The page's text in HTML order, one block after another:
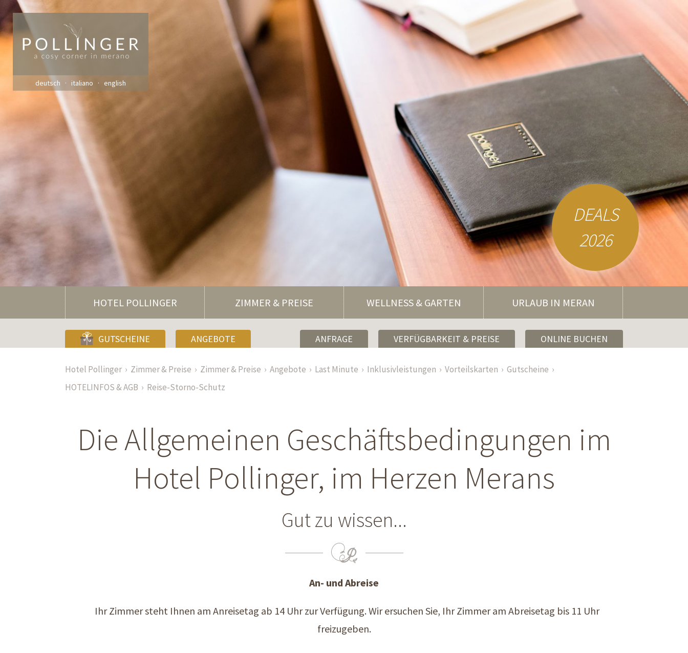
deutsch italiano english
DEALS
2026
HOTEL POLLINGER ZIMMER & PREISE WELLNESS & GARTEN URLAUB IN MERAN
GUTSCHEINE ANGEBOTE ONLINE BUCHEN
VERFÜGBARKEIT & PREISE
ANFRAGE
Hotel Pollinger Zimmer & Preise Zimmer & Preise Angebote Last Minute Inklusivleistungen Vorteilskarten
Gutscheine
HOTELINFOS & AGB
Reise-Storno-Schutz
Die Allgemeinen Geschäftsbedingungen im
Hotel Pollinger, im Herzen Merans
Gut zu wissen...
An- und Abreise
Ihr Zimmer steht Ihnen am Anreisetag ab 14 Uhr zur Verfügung. Wir ersuchen Sie, Ihr Zimmer am Abreisetag bis 11 Uhr
freizugeben.